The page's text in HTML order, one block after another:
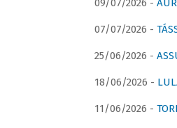
09/07/2026 -
07/07/2026 -
25/06/2026 -
18/06/2026 -
11/06/2026 -